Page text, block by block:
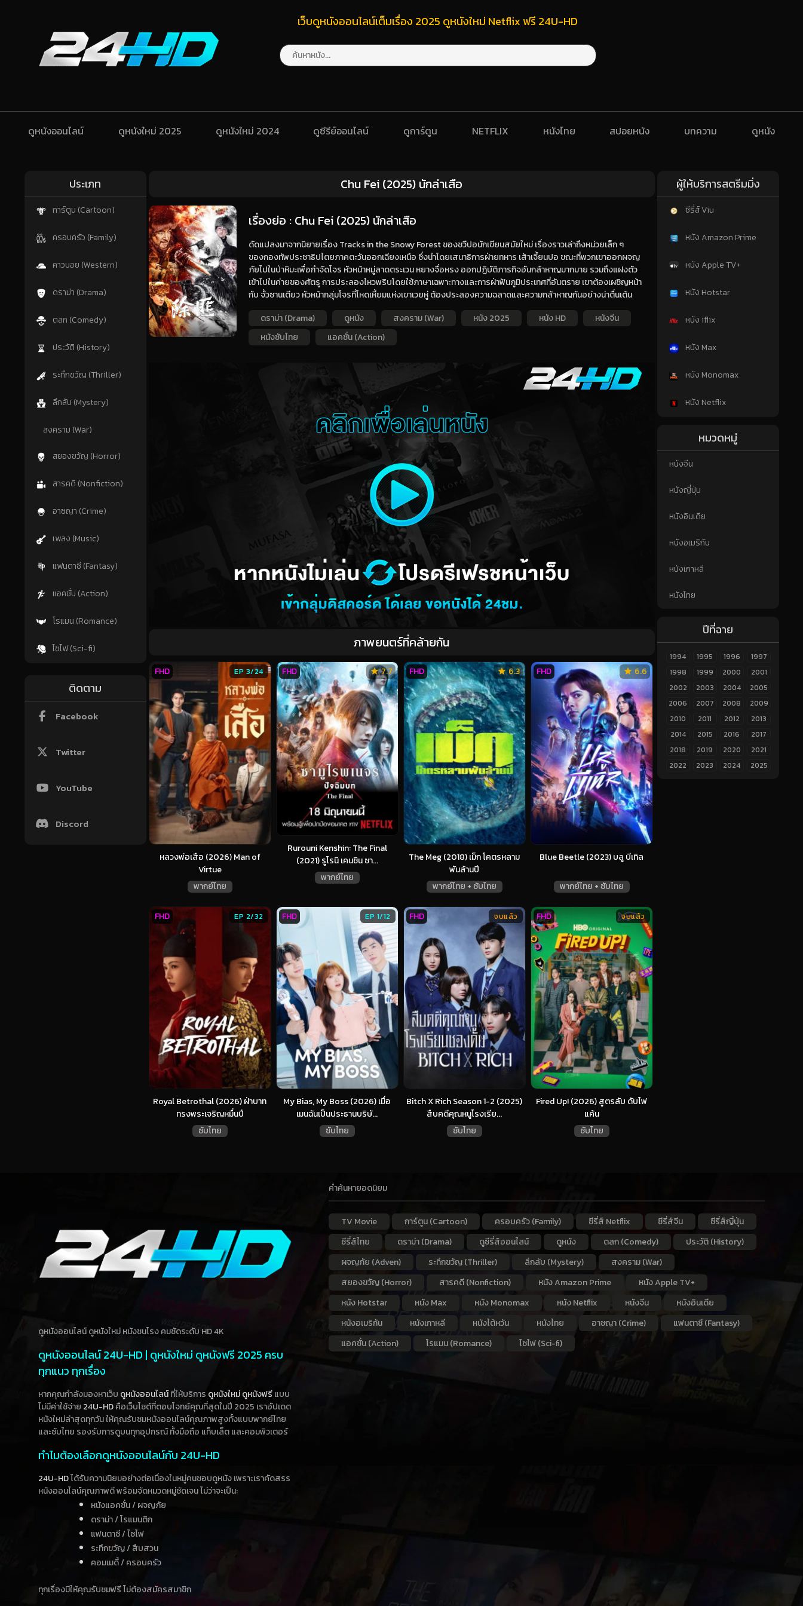
เว็บดูหนังออนไลน์เต็มเรื่อง 2025 ดูหนังใหม่ Netflix ฟรี 24U-HD
ดูหนังออนไลน์ ดูหนังใหม่ 2025 ดูหนังใหม่ 2024 ดูซีรีย์ออนไลน์ ดูการ์ตูน NETFLIX หนังไทย สปอยหนัง บทความ ดูหนัง
ประเภท
การ์ตูน (Cartoon)
ครอบครัว (Family)
คาวบอย (Western)
ดราม่า (Drama)
ตลก (Comedy)
ประวัติ (History)
ระทึกขวัญ (Thriller)
ลึกลับ (Mystery)
สงคราม (War)
สยองขวัญ (Horror)
สารคดี (Nonfiction)
อาชญา (Crime)
เพลง (Music)
แฟนตาซี (Fantasy)
แอคชั่น (Action)
โรแมน (Romance)
ไซไฟ (Sci-fi)
ติดตาม
Facebook
Twitter
YouTube
Discord
Chu Fei (2025) นักล่าเสือ
เรื่องย่อ : Chu Fei (2025) นักล่าเสือ
ดัดแปลงมาจากนิยายเรื่อง Tracks in the Snowy Forest ของชวีปอนักเขียนสมัยใหม่ เรื่องราวเล่าถึงหน่วยเล็ก ๆ
ของกองทัพประชาธิปไตยภาคตะวันออกเฉียงเหนือ ซึ่งนำโดยเสนาธิการฝ่ายทหาร เส้าเจี้ยนปอ ขณะที่พวกเขาออกผจญ
ภัยไปในป่าหิมะเพื่อกำจัดโจร หัวหน้าหมู่ลาดตระเวน หยางจื่อหรง ออกปฏิบัติภารกิจอันกล้าหาญมากมาย รวมถึงแฝงตัว
เข้าไปในค่ายของศัตรู การประลองไหวพริบโดยใช้ภาษาเฉพาะทางและการฝ่าฟันภูมิประเทศที่อันตราย เขาต้องเผชิญหน้า
กับ จั้วซานเตียว หัวหน้ากลุ่มโจรที่โหดเหี้ยมแห่งเขาเวยหู่ ต้องประลองความฉลาดและความกล้าหาญกันอย่างน่าตื่นเต้น
ดราม่า (Drama)
ดูหนัง สงคราม (War) หนัง 2025 หนัง HD
หนังจีน
หนังซับไทย
แอคชั่น (Action)
ภาพยนตร์ที่คล้ายกัน
หลวงพ่อเสือ (2026) Man of
Virtue
พากย์ไทย
EP 3/24
FHD
Rurouni Kenshin: The Final
(2021) รูโรนิ เคนชิน ซา...
พากย์ไทย
7.7
FHD
The Meg (2018) เม็ก โคตรหลาม
พันล้านปี
พากย์ไทย + ซับไทย
6.3
FHD
Blue Beetle (2023) บลู บีเทิล
พากย์ไทย + ซับไทย
6.6
FHD
Royal Betrothal (2026) ฝ่าบาท
ทรงพระเจริญหมื่นปี
ซับไทย
EP 2/32
FHD
My Bias, My Boss (2026) เมื่อ
เมนฉันเป็นประธานบริษั...
ซับไทย
EP 1/12
FHD
Bitch X Rich Season 1-2 (2025)
สืบคดีคุณหนูโรงเรีย...
ซับไทย
จบแล้ว
FHD
Fired Up! (2026) สูตรลับ ดับไฟ
แค้น
ซับไทย
จบแล้ว
FHD
ผู้ให้บริการสตรีมมิ่ง
ซีรี่ส์ Viu
หนัง Amazon Prime
หนัง Apple TV+
หนัง Hotstar
หนัง iflix
หนัง Max
หนัง Monomax
หนัง Netflix
หมวดหมู่
หนังจีน
หนังญี่ปุ่น
หนังอินเดีย
หนังอเมริกัน
หนังเกาหลี
หนังไทย
ปีที่ฉาย
1994 1995 1996
1997
1998
1999 2000
2001
2002
2003 2004
2005
2006
2007 2008
2009
2010
2011 2012
2013
2014
2015 2016
2017
2018
2019 2020
2021
2022
2023 2024 2025
ดูหนังออนไลน์ ดูหนังใหม่ หนังชนโรง คมชัดระดับ HD 4K
ดูหนังออนไลน์ 24U-HD | ดูหนังใหม่ ดูหนังฟรี 2025 ครบ
ทุกแนว ทุกเรื่อง
หากคุณกำลังมองหาเว็บ ดูหนังออนไลน์ที่ให้บริการ ดูหนังใหม่ดูหนังฟรีแบบ
ไม่มีค่าใช้จ่าย 24U-HDคือเว็บไซต์ที่ตอบโจทย์คุณที่สุดในปี 2025 เราอัปเดต
หนังใหม่ล่าสุดทุกวัน ให้คุณรับชมหนังออนไลน์คุณภาพสูงทั้งแบบพากย์ไทย
และซับไทย รองรับการดูบนทุกอุปกรณ์ ทั้งมือถือ แท็บเล็ต และคอมพิวเตอร์
ทำไมต้องเลือกดูหนังออนไลน์กับ 24U-HD
24U-HDได้รับความนิยมอย่างต่อเนื่องในหมู่คนชอบดูหนัง เพราะเราคัดสรร
หนังออนไลน์คุณภาพดี พร้อมจัดหมวดหมู่ชัดเจน ไม่ว่าจะเป็น:
หนังแอคชั่น / ผจญภัย
ดราม่า / โรแมนติก
แฟนตาซี / ไซไฟ
ระทึกขวัญ / สืบสวน
คอมเมดี้ / ครอบครัว
ทุกเรื่องมีให้คุณรับชมฟรี ไม่ต้องสมัครสมาชิก
คำค้นหายอดนิยม
TV Movie การ์ตูน (Cartoon) ครอบครัว (Family) ซีรี่ส์ Netflix ซีรี่ส์จีน
ซีรี่ส์ญี่ปุ่น
ซีรี่ส์ไทย
ดราม่า (Drama) ดูซีรี่ส์ออนไลน์ ดูหนัง ตลก (Comedy)
ประวัติ (History)
ผจญภัย (Adven)
ระทึกขวัญ (Thriller) ลึกลับ (Mystery)
สงคราม (War)
สยองขวัญ (Horror)
สารคดี (Nonfiction) หนัง Amazon Prime
หนัง Apple TV+
หนัง Hotstar
หนัง Max หนัง Monomax หนัง Netflix หนังจีน
หนังอินเดีย
หนังอเมริกัน
หนังเกาหลี หนังไต้หวัน หนังไทย อาชญา (Crime)
แฟนตาซี (Fantasy)
แอคชั่น (Action)
โรแมน (Romance) ไซไฟ (Sci-fi)